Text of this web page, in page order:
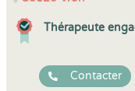
Thérapeute
Contacter